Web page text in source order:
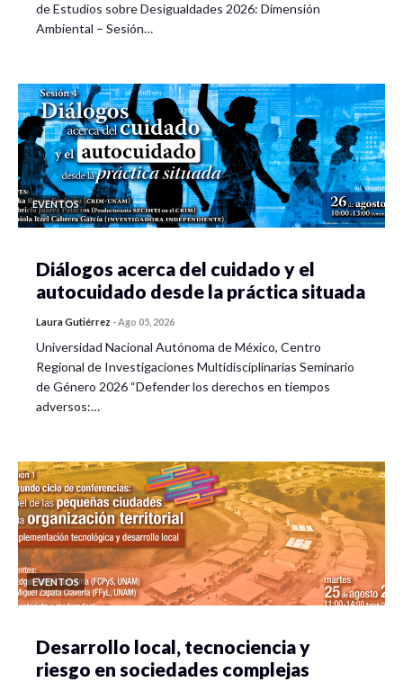
de Estudios sobre Desigualdades 2026: Dimensión
Ambiental – Sesión…
EVENTOS
Diálogos acerca del cuidado y el
autocuidado desde la práctica situada
Laura Gutiérrez -Ago 05, 2026
Universidad Nacional Autónoma de México, Centro
Regional de Investigaciones Multidisciplinarias Seminario
de Género 2026 “Defender los derechos en tiempos
adversos:…
EVENTOS
Desarrollo local, tecnociencia y
riesgo en sociedades complejas